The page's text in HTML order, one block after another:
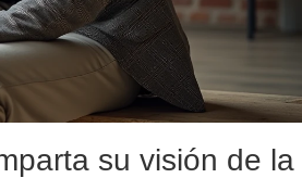
su visión de la